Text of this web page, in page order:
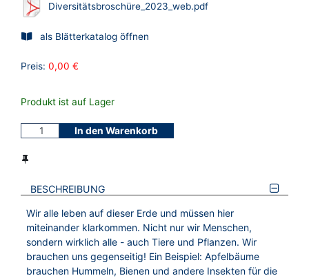
Diversitätsbroschüre_2023_web.pdf
als Blätterkatalog öffnen
Preis: 0,00 €
Produkt ist auf Lager
In den Warenkorb
BESCHREIBUNG
Wir alle leben auf dieser Erde und müssen hier
miteinander klarkommen. Nicht nur wir Menschen,
sondern wirklich alle - auch Tiere und Pflanzen. Wir
brauchen uns gegenseitig! Ein Beispiel: Apfelbäume
brauchen Hummeln, Bienen und andere Insekten für die